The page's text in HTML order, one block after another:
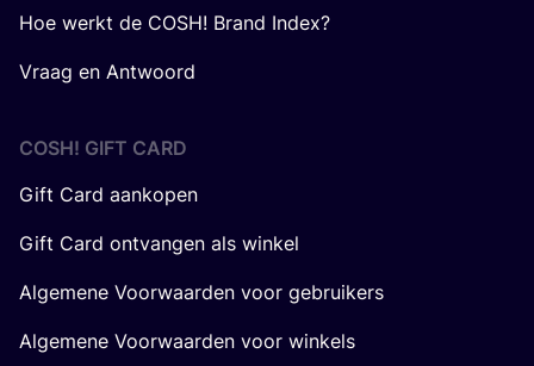
Hoe werkt de COSH! Brand Index?
Vraag en Antwoord
COSH! GIFT CARD
Gift Card aankopen
Gift Card ontvangen als winkel
Algemene Voorwaarden voor gebruikers
Algemene Voorwaarden voor winkels